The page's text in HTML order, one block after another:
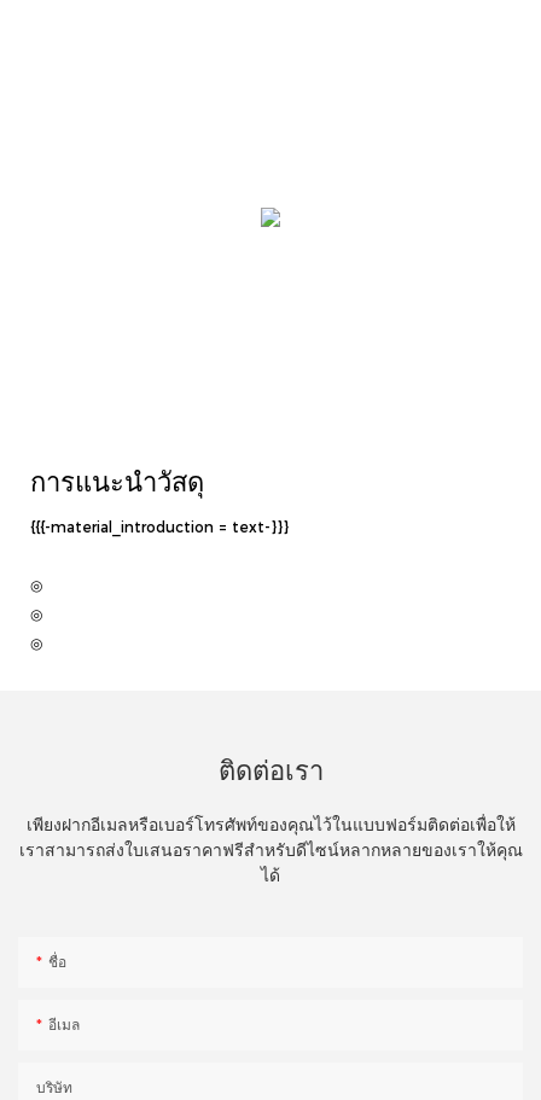
การแนะนำวัสดุ
{{{-material_introduction = text-}}}
◎
◎
◎
ติดต่อเรา
เพียงฝากอีเมลหรือเบอร์โทรศัพท์ของคุณไว้ในแบบฟอร์มติดต่อเพื่อให้
เราสามารถส่งใบเสนอราคาฟรีสำหรับดีไซน์หลากหลายของเราให้คุณ
ได้
ชื่อ
อีเมล
บริษัท